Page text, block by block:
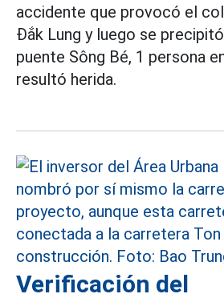
accidente que provocó el
Đắk Lung y luego se
puente Sông Bé, 1 persona
resultó herida.
Verificación del